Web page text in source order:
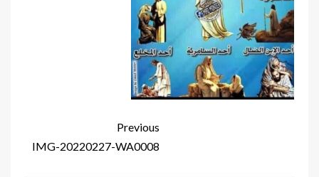
Previous
IMG-20220227-WA0008